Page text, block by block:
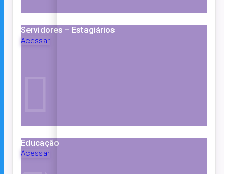
Servidores – Estagiários
Acessar
Educação
Acessar